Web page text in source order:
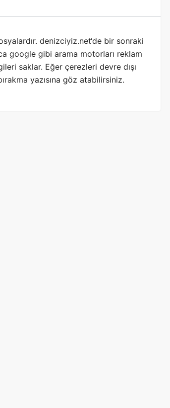
denizciyiz.net‘de bir sonraki
google gibi arama motorları reklam
saklar. Eğer çerezleri devre dışı
yazısına göz atabilirsiniz.